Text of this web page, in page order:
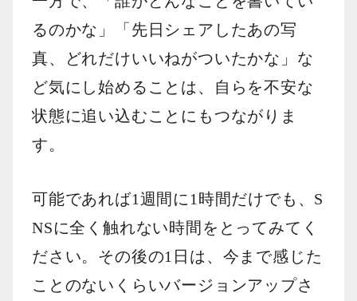
るのかな」「先日シェアしたあの写
真、どれだけいいねがついたかな」な
ど気にし始めることは、自らを不安な
状態に追い込むことにもつながりま
す。
可能であれば1週間に1時間だけでも、S
NSに全く触れない時間をとってみてく
ださい。その後の1日は、今まで感じた
ことのないくらいバージョンアップさ